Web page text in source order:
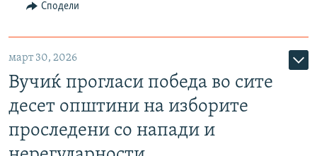
Сподели
март 30, 2026
Вучиќ прогласи победа во сите
десет општини на изборите
проследени со напади и